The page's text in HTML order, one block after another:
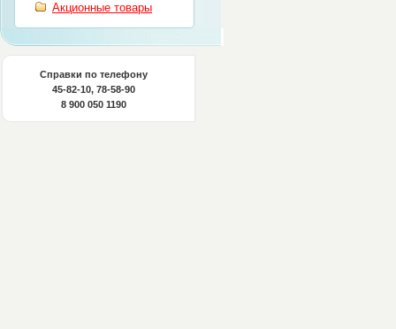
Акционные товары
Справки по телефону
45-82-10, 78-58-90
8 900 050 1190